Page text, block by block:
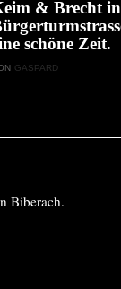
& Brecht
schöne Zeit.
GASPARD
Biberach.